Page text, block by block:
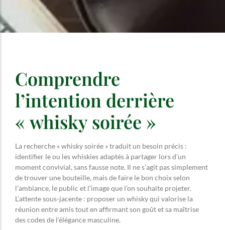
Comprendre
l’intention derrière
« whisky soirée »
La recherche « whisky soirée » traduit un besoin précis :
identifier le ou les whiskies adaptés à partager lors d’un
moment convivial, sans fausse note. Il ne s’agit pas simplement
de trouver une bouteille, mais de faire le bon choix selon
l’ambiance, le public et l’image que l’on souhaite projeter.
L’attente sous-jacente : proposer un whisky qui valorise la
réunion entre amis tout en affirmant son goût et sa maîtrise
des codes de l’élégance masculine.